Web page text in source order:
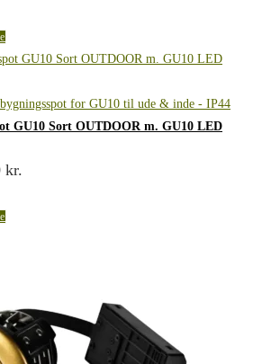
GU10 Sort OUTDOOR m. GU10 LED
kr.